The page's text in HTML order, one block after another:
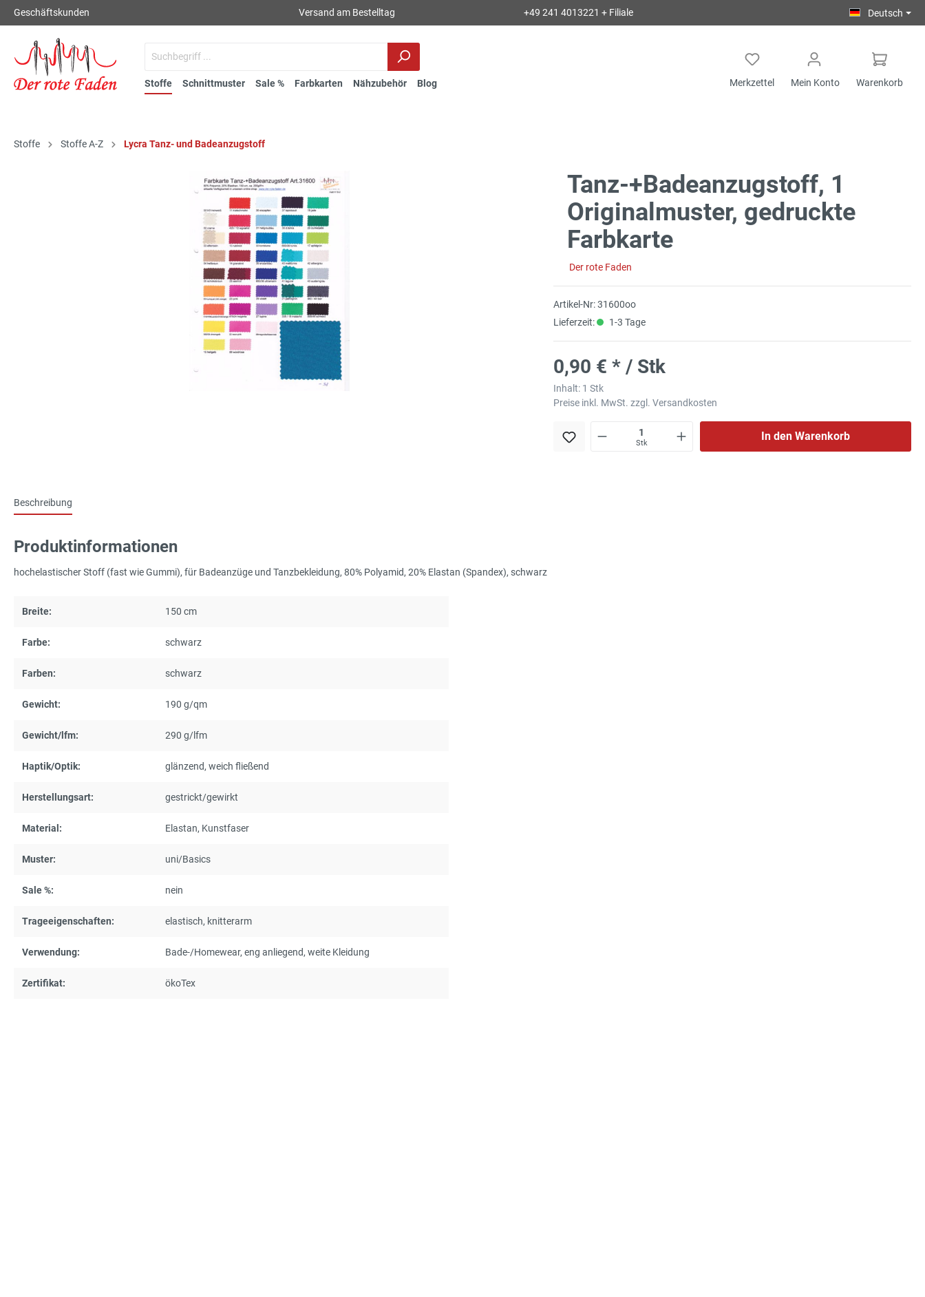
Geschäftskunden Versand am Bestelltag +49 241 4013221 + Filiale Deutsch
Stoffe Schnittmuster Sale % Farbkarten Nähzubehör Blog Merkzettel Mein Konto Warenkorb
Stoffe Stoffe A-Z Lycra Tanz- und Badeanzugstoff
Tanz-+Badeanzugstoff, 1
Originalmuster, gedruckte
Farbkarte
Der rote Faden
Artikel-Nr:31600oo
Lieferzeit:
1-3 Tage
0,90 € * / Stk
Inhalt: 1 Stk
Preise inkl. MwSt. zzgl. Versandkosten
Stk
In den Warenkorb
Beschreibung
Produktinformationen
hochelastischer Stoff (fast wie Gummi), für Badeanzüge und Tanzbekleidung, 80% Polyamid, 20% Elastan (Spandex), schwarz
Breite: 150 cm
Farbe: schwarz
Farben: schwarz
Gewicht: 190 g/qm
Gewicht/lfm: 290 g/lfm
Haptik/Optik: glänzend, weich fließend
Herstellungsart: gestrickt/gewirkt
Material: Elastan, Kunstfaser
Muster: uni/Basics
Sale %: nein
Trageeigenschaften: elastisch, knitterarm
Verwendung: Bade-/Homewear, eng anliegend, weite Kleidung
Zertifikat: ökoTex